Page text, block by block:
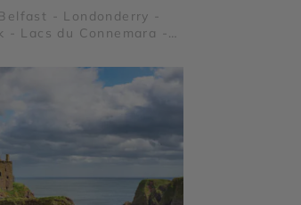
- Londonderry -
Lacs du Connemara -